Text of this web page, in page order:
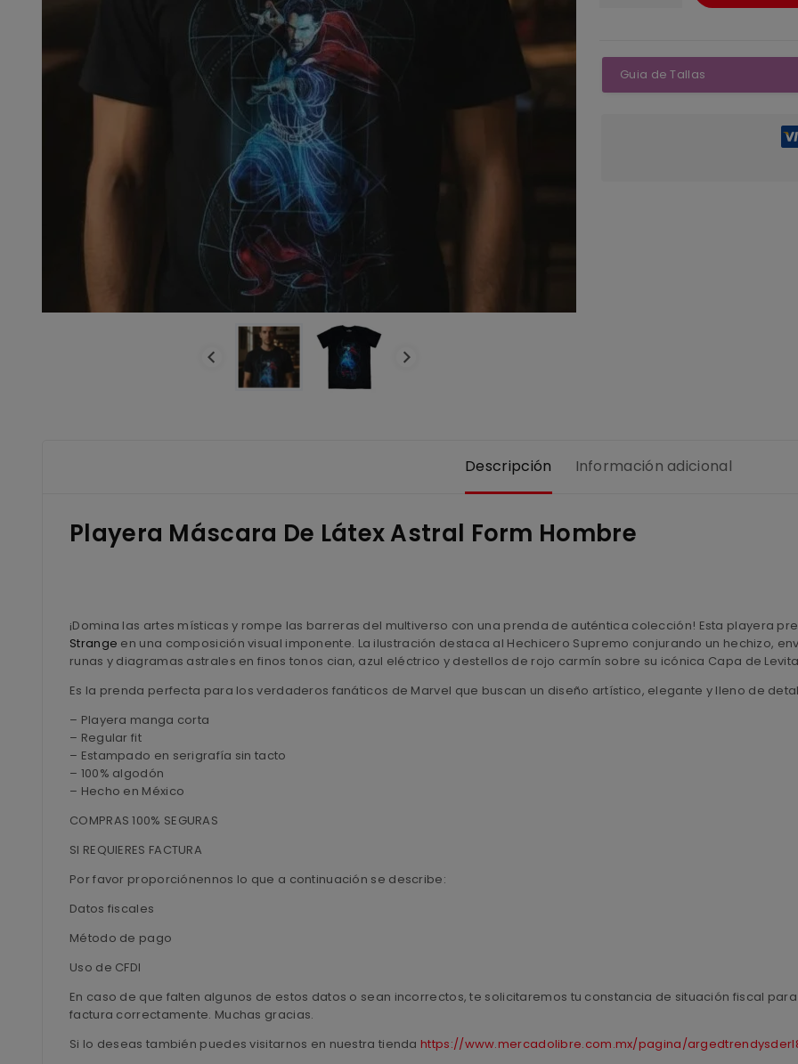
Guia de Tallas
Descripción Información adicional
Playera Máscara De Látex Astral Form Hombre
¡Domina las artes místicas y rompe las barreras del multiverso con una prenda de auténtica colección! Esta playera
Strange en una composición visual imponente. La ilustración destaca al Hechicero Supremo conjurando un hechizo,
runas y diagramas astrales en finos tonos cian, azul eléctrico y destellos de rojo carmín sobre su icónica Capa de
Es la prenda perfecta para los verdaderos fanáticos de Marvel que buscan un diseño artístico, elegante y lleno de
– Playera manga corta
– Regular fit
– Estampado en serigrafía sin tacto
– 100% algodón
– Hecho en México
COMPRAS 100% SEGURAS
SI REQUIERES FACTURA
Por favor proporciónennos lo que a continuación se describe:
Datos fiscales
Método de pago
Uso de CFDI
En caso de que falten algunos de estos datos o sean incorrectos, te solicitaremos tu constancia de situación fiscal
factura correctamente. Muchas gracias.
Si lo deseas también puedes visitarnos en nuestra tiendahttps://www.mercadolibre.com.mx/pagina/